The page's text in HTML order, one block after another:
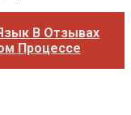
В Отзывах
Процессе